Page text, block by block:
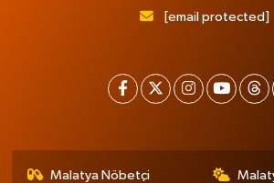
[email protected]
Malatya Nöbetçi